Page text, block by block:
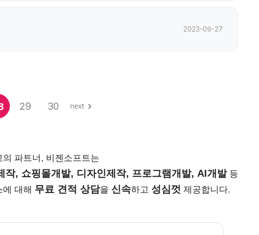
2023-09-27
29 30
의 파트너, 비젠소프트는
작, 쇼핑몰개발, 디자인제작, 프로그램개발, AI개발등
대해 무료 견적 상담을 신속하고 성심껏 제공합니다.